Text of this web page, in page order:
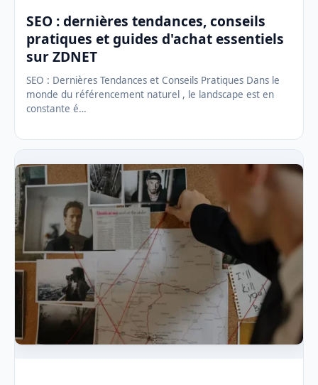
SEO : dernières tendances, conseils
pratiques et guides d'achat essentiels
sur ZDNET
SEO : Dernières Tendances et Conseils Pratiques Dans le
monde du référencement naturel , le landscape est en
constante é…